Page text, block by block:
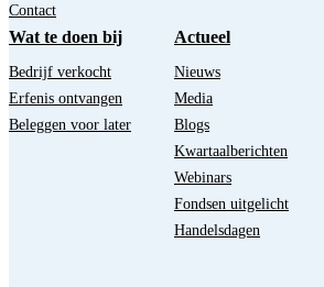
Contact
Wat te doen bij
Bedrijf verkocht
Erfenis ontvangen
Beleggen voor later
Actueel
Nieuws
Media
Blogs
Kwartaalberichten
Webinars
Fondsen uitgelicht
Handelsdagen